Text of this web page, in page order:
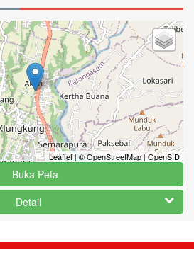
Leaflet|© OpenStreetMap|OpenSID
Buka Peta
Detail